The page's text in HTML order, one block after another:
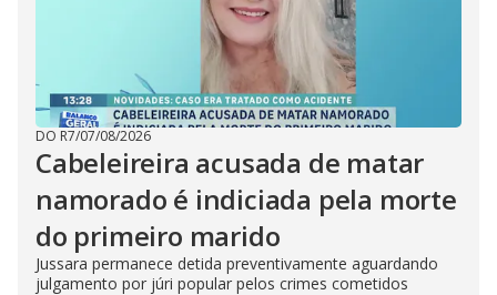
DO R7/07/08/2026
Cabeleireira acusada de matar
namorado é indiciada pela morte
do primeiro marido
Jussara permanece detida preventivamente aguardando
julgamento por júri popular pelos crimes cometidos